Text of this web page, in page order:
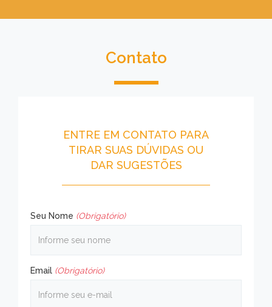
Contato
ENTRE EM CONTATO PARA
TIRAR SUAS DÚVIDAS OU
DAR SUGESTÕES
Seu Nome (Obrigatório)
Email (Obrigatório)